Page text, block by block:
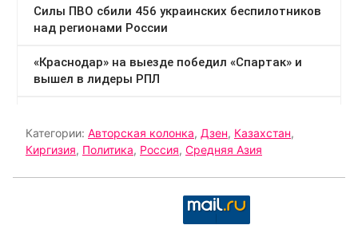
Категории: Авторская колонка, Дзен, Казахстан,
Киргизия, Политика, Россия, Средняя Азия